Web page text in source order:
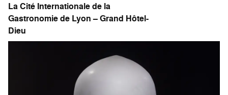
La Cité Internationale de la
Gastronomie de Lyon – Grand Hôtel-
Dieu